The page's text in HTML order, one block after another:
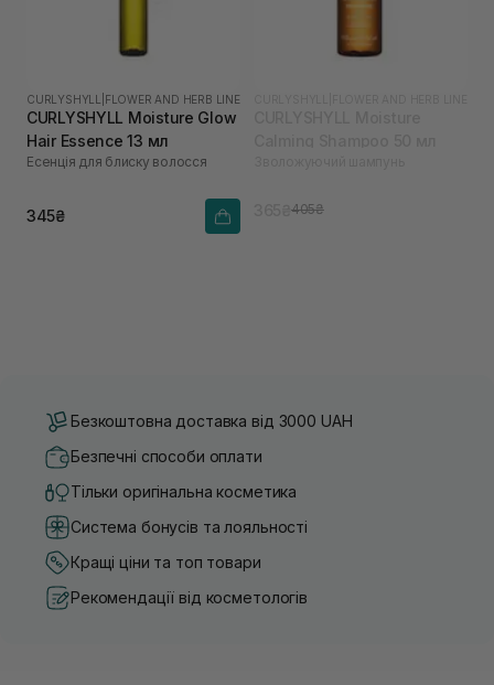
CURLYSHYLL FLOWER AND HERB LINE
CURLYSHYLL Moisture Glow
Hair Essence 13 мл
Есенція для блиску волосся
345₴ 405₴
Безкоштовна доставка від 3000 UAH
Безпечні способи оплати
Тільки оригінальна косметика
Система бонусів та лояльності
Кращі ціни та топ товари
Рекомендації від косметологів